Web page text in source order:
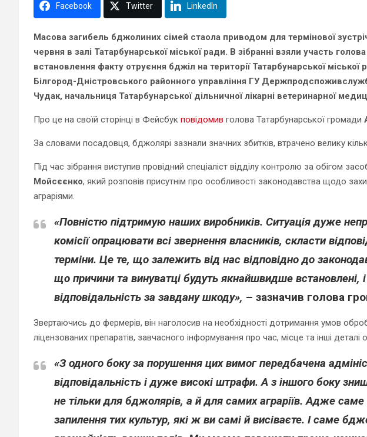
Facebook Twitter LinkedIn
Масова загибель бджолиних сімей стаола приводом для термінової
червня в залі Татарбунарської міської ради. В зібранні взяли участь голова
встановлення факту отруєння бджіл на території Татарбунарської
Білгород-Дністровського районного управління ГУ
Чудак, начальниця Татарбунарської дільничної лікарні ветеринарної
Про це на своїй сторінці в Фейсбук повідомив голова Татарбунарської громади
За словами посадовця, бджолярі зазнали значних збитків, втрачено велику
Під час зібрання виступив провідний спеціаліст відділу контролю за обігом
Мойсєєнко, який розповів присутнім про особливості законодавства щодо
аграріями.
«Повністю підтримую наших виробників. Ситуація дуже
комісії опрацювати всі звернення власників, скласти
терміни. Це те, що залежить від нас відповідно до
що причини та винуватці будуть якнайшвидше встановлені,
відповідальність за завдану шкоду», – зазначив голова
Звертаючись до фермерів, він наголосив на необхідності дотримання умов
ліцензованих препаратів, завчасного інформування про час, місце та інші деталі
«З одного боку за порушення цих вимог передбачена
відповідальність і дуже високі штрафи. А з іншого боку
не тільки для бджолярів, а й для самих аграріїв. Адже
запилення тих культур, які ж ви самі й висіваєте. І саме